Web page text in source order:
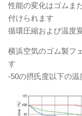
性能の変化はゴムま
付けられます
循環圧縮および温度
横浜空気のゴム製フ
す
-50の摂氏度以下の温